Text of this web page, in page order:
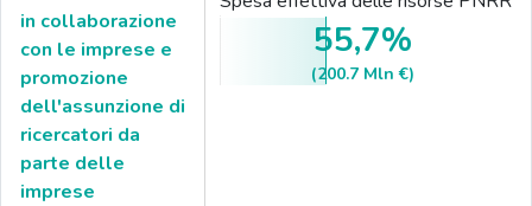
in collaborazione
con le imprese e
promozione
dell'assunzione di
ricercatori da
parte delle
imprese
55,7%
(200.7 Mln €)